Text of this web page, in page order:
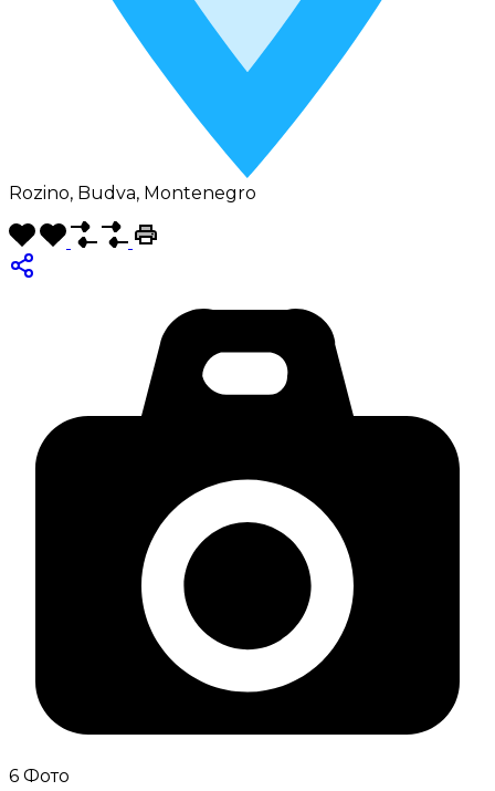
Rozino, Budva, Montenegro
6 Фото